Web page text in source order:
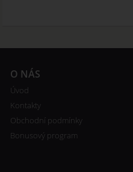
O NÁS
Úvod
Kontakty
Obchodní podmínky
Bonusový program